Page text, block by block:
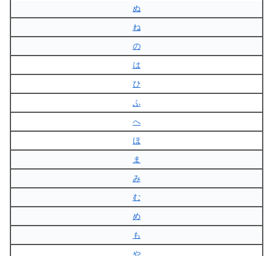
ぬ
ね
の
は
ひ
ふ
へ
ほ
ま
み
む
め
も
や